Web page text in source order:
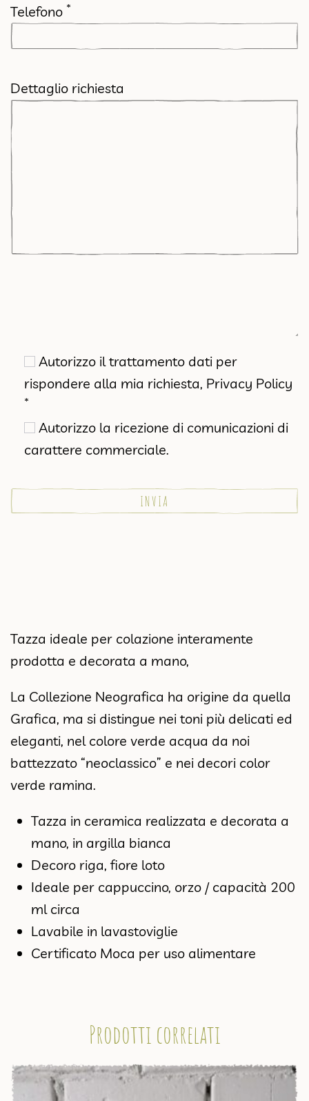
Telefono *
Dettaglio richiesta
Autorizzo il trattamento dati per
rispondere alla mia richiesta, Privacy Policy
*
Autorizzo la ricezione di comunicazioni di
carattere commerciale.
Tazza ideale per colazione interamente
prodotta e decorata a mano,
La Collezione Neografica ha origine da quella
Grafica, ma si distingue nei toni più delicati ed
eleganti, nel colore verde acqua da noi
battezzato “neoclassico” e nei decori color
verde ramina.
Tazza in ceramica realizzata e decorata a
mano, in argilla bianca
Decoro riga, fiore loto
Ideale per cappuccino, orzo / capacità 200
ml circa
Lavabile in lavastoviglie
Certificato Moca per uso alimentare
Prodotti correlati